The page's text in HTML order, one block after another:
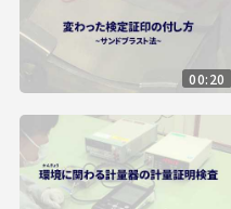
00:20